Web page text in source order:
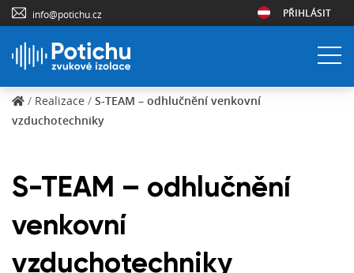
info@potichu.cz PŘIHLÁSIT
/ Realizace / S-TEAM – odhlučnění venkovní
vzduchotechniky
S-TEAM – odhlučnění
venkovní
vzduchotechniky